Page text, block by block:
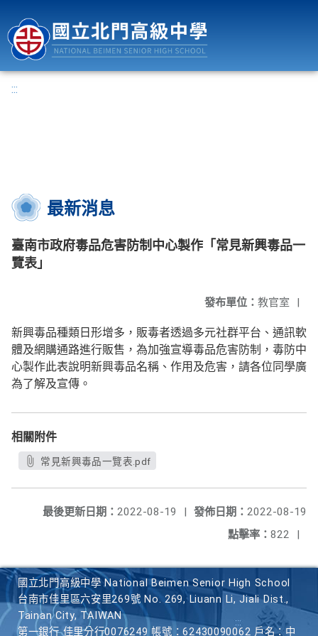
:::
最新消息
臺南市政府毒品危害防制中心製作「常見新興毒品一
覽表」
發布單位： 教官室 |
新興毒品種類日形增多，販毒者透過多元社群平台、通訊軟
體及網購通路進行販售，為加強宣導毒品危害防制，毒防中
心製作此表說明新興毒品名稱、作用及危害，請各位同學廣
為了解及宣傳。
相關附件
常見新興毒品一覽表.pdf
發佈日期： 2022-08-19
最後更新日期： 2022-08-19
|
點擊率： 822 |
國立北門高級中學 National Beimen Senior High School
台南市佳里區六安里269號 No. 269, Liuann Li, Jiali Dist.,
Tainan City, TAIWAN
第一銀行 佳里分行0076249 帳號：62430090062 戶名：中